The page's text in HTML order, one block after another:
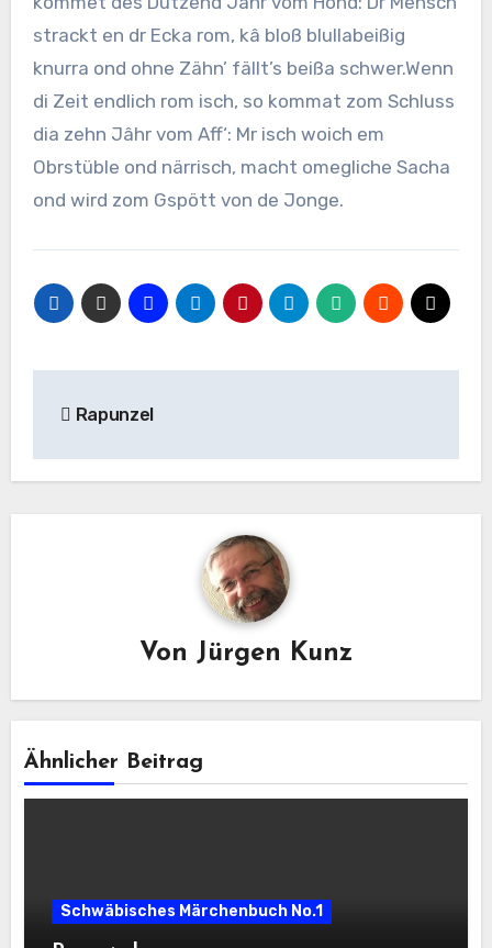
strackt en dr Ecka rom, kâ bloß blullabeißig
knurra ond ohne Zähn’ fällt’s beißa schwer.Wenn
di Zeit endlich rom isch, so kommat zom Schluss
dia zehn Jâhr vom Aff‘: Mr isch woich em
Obrstüble ond närrisch, macht omegliche Sacha
ond wird zom Gspött von de Jonge.
Rapunzel
Von Jürgen Kunz
Ähnlicher Beitrag
Schwäbisches Märchenbuch No.1